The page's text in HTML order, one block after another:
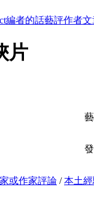
編者的話藝評作者文
片
或作家評論 /本土